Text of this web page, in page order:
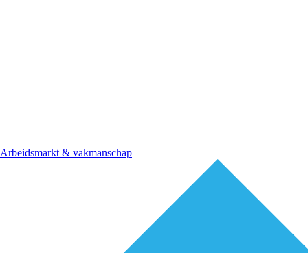
Arbeidsmarkt & vakmanschap